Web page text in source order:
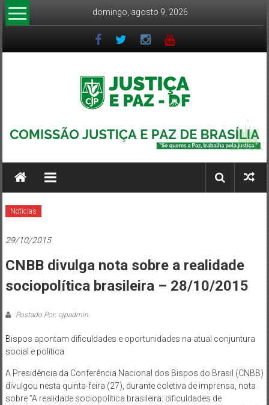
Pular
para
domingo, agosto 9, 2026
CJP-
Comissão
e
Paz
–
Arquidiocese
Brasília
Notícias
29/10/2015
CNBB divulga nota sobre a realidade
sociopolítica brasileira – 28/10/2015
Postado Por: cjpadmin
Bispos apontam dificuldades e oportunidades na atual conjuntura
social e política
A Presidência da Conferência Nacional dos Bispos do Brasil (CNBB)
divulgou nesta quinta-feira (27), durante coletiva de imprensa, nota
sobre “A realidade sociopolítica brasileira: dificuldades de